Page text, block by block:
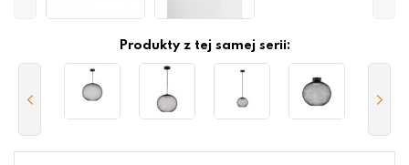
Produkty z tej samej serii: